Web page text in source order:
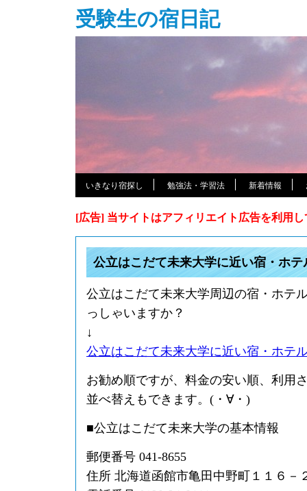
受験生の宿日記
いきなり宿探し 勉強法・学習法 新着情報
[広告] 当サイトはアフィリエイト広告を利用
公立はこだて未来大学に近い宿・ホテ
公立はこだて未来大学周辺の宿・ホテ
っしゃいますか？
↓
公立はこだて未来大学に近い宿・ホテ
お勧め順ですが、料金の安い順、利用
並べ替えもできます。(・∀・)
■公立はこだて未来大学の基本情報
郵便番号 041-8655
住所 北海道函館市亀田中野町１１６－